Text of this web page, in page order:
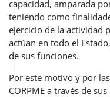
capacidad, amparada
teniendo como
ejercicio de la actividad
actúan en todo el
de sus funciones.
Por este motivo y por
CORPME a través de